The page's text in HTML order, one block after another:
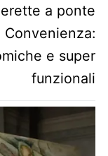
post:
a ponte
Convenienza:
e super
funzionali